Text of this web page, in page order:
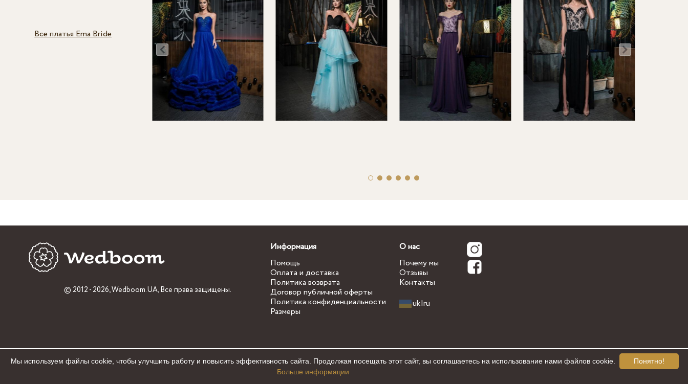
Все платья Ema Bride
© 2012 - 2026,Wedboom.UA, Все права защищены.
Информация
Помощь
Оплата и доставка
Политика возврата
Договор публичной оферты
Политика конфиденциальности
Размеры
О нас
Почему мы
Отзывы
Контакты
uk|ru
Понятно!
Мы используем файлы cookie, чтобы улучшить работу и повысить эффективность сайта. Продолжая посещать этот сайт, вы соглашаетесь на использование нами файлов cookie.
Больше информации